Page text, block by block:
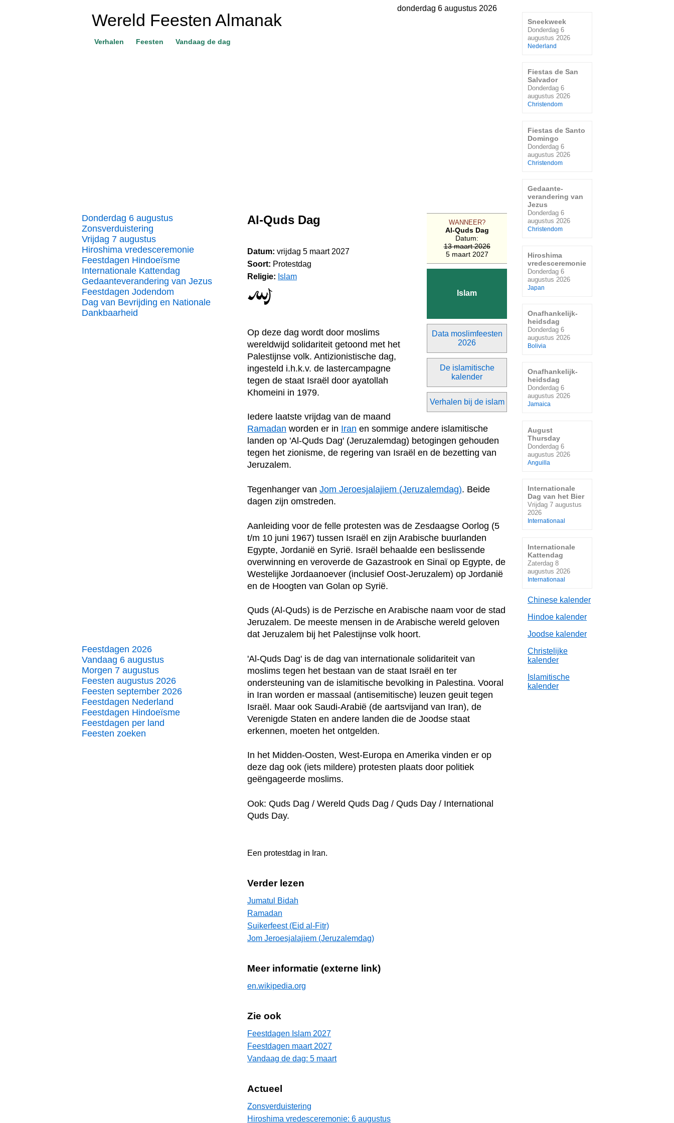
donderdag 6 augustus 2026
Wereld Feesten Almanak
Verhalen Feesten Vandaag de dag
Donderdag 6 augustus
Zonsverduistering
Vrijdag 7 augustus
Hiroshima vredesceremonie
Feestdagen Hindoeïsme
Internationale Kattendag
Gedaanteverandering van Jezus
Feestdagen Jodendom
Dag van Bevrijding en Nationale
Dankbaarheid
Feestdagen 2026
Vandaag 6 augustus
Morgen 7 augustus
Feesten augustus 2026
Feesten september 2026
Feestdagen Nederland
Feestdagen Hindoeïsme
Feestdagen per land
Feesten zoeken
WANNEER?
Al-Quds Dag
Datum:
13 maart 2026
5 maart 2027
Islam
Data moslimfeesten
2026
De islamitische
kalender
Verhalen bij de islam
Al-Quds Dag
Datum: vrijdag 5 maart 2027
Soort: Protestdag
Religie: Islam
Op deze dag wordt door moslims
wereldwijd solidariteit getoond met het
Palestijnse volk. Antizionistische dag,
ingesteld i.h.k.v. de lastercampagne
tegen de staat Israël door ayatollah
Khomeini in 1979.
Iedere laatste vrijdag van de maand
Ramadan worden er in Iran en sommige andere islamitische
landen op 'Al-Quds Dag' (Jeruzalemdag) betogingen gehouden
tegen het zionisme, de regering van Israël en de bezetting van
Jeruzalem.
Tegenhanger van Jom Jeroesjalajiem (Jeruzalemdag). Beide
dagen zijn omstreden.
Aanleiding voor de felle protesten was de Zesdaagse Oorlog (5
t/m 10 juni 1967) tussen Israël en zijn Arabische buurlanden
Egypte, Jordanië en Syrië. Israël behaalde een beslissende
overwinning en veroverde de Gazastrook en Sinaï op Egypte, de
Westelijke Jordaanoever (inclusief Oost-Jeruzalem) op Jordanië
en de Hoogten van Golan op Syrië.
Quds (Al-Quds) is de Perzische en Arabische naam voor de stad
Jeruzalem. De meeste mensen in de Arabische wereld geloven
dat Jeruzalem bij het Palestijnse volk hoort.
'Al-Quds Dag' is de dag van internationale solidariteit van
moslims tegen het bestaan ​​van de staat Israël en ter
ondersteuning van de islamitische bevolking in Palestina. Vooral
in Iran worden er massaal (antisemitische) leuzen geuit tegen
Israël. Maar ook Saudi-Arabië (de aartsvijand van Iran), de
Verenigde Staten en andere landen die de Joodse staat
erkennen, moeten het ontgelden.
In het Midden-Oosten, West-Europa en Amerika vinden er op
deze dag ook (iets mildere) protesten plaats door politiek
geëngageerde moslims.
Ook: Quds Dag / Wereld Quds Dag / Quds Day / International
Quds Day.
Een protestdag in Iran.
Verder lezen
Jumatul Bidah
Ramadan
Suikerfeest (Eid al-Fitr)
Jom Jeroesjalajiem (Jeruzalemdag)
Meer informatie (externe link)
en.wikipedia.org
Zie ook
Feestdagen Islam 2027
Feestdagen maart 2027
Vandaag de dag: 5 maart
Actueel
Zonsverduistering
Hiroshima vredesceremonie: 6 augustus
Sneekweek
Donderdag 6
augustus 2026
Nederland
Fiestas de San
Salvador
Donderdag 6
augustus 2026
Christendom
Fiestas de Santo
Domingo
Donderdag 6
augustus 2026
Christendom
Gedaante-
verandering van
Jezus
Donderdag 6
augustus 2026
Christendom
Hiroshima
vredesceremonie
Donderdag 6
augustus 2026
Japan
Onafhankelijk-
heidsdag
Donderdag 6
augustus 2026
Bolivia
Onafhankelijk-
heidsdag
Donderdag 6
augustus 2026
Jamaica
August
Thursday
Donderdag 6
augustus 2026
Anguilla
Internationale
Dag van het Bier
Vrijdag 7 augustus
2026
Internationaal
Internationale
Kattendag
Zaterdag 8
augustus 2026
Internationaal
Chinese kalender
Hindoe kalender
Joodse kalender
Christelijke
kalender
Islamitische
kalender